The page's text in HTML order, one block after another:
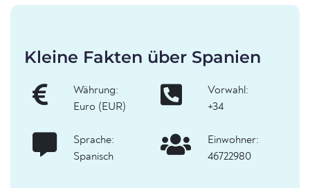
Kleine Fakten über Spanien
Währung:
Euro (EUR)
Vorwahl:
+34
Sprache:
Spanisch
Einwohner:
46722980